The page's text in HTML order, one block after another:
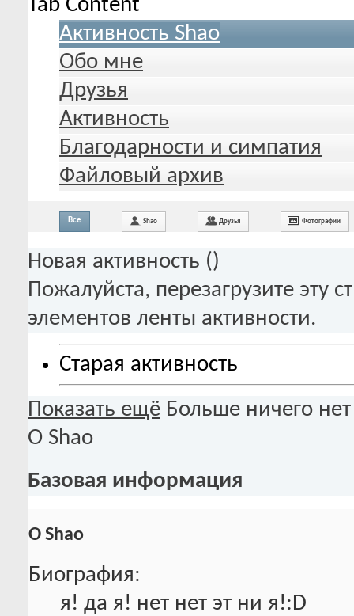
Tab Content
Активность Shao
Обо мне
Друзья
Активность
Благодарности и симпатия
Файловый архив
Все Shao Друзья Фотографии
Новая активность ()
Пожалуйста, перезагрузите эту
элементов ленты активности.
Старая активность
Показать ещё Больше ничего нет
О Shao
Базовая информация
О Shao
Биография:
я! да я! нет нет эт ни я!:D